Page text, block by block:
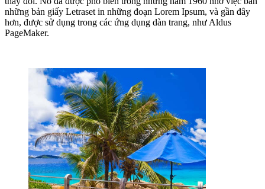
những bản giấy Letraset in những đoạn Lorem Ipsum, và gần đây
hơn, được sử dụng trong các ứng dụng dàn trang, như Aldus
PageMaker.